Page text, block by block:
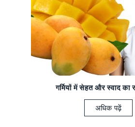
गर्मियों में सेहत और स्वाद का
अधिक पढ़ें